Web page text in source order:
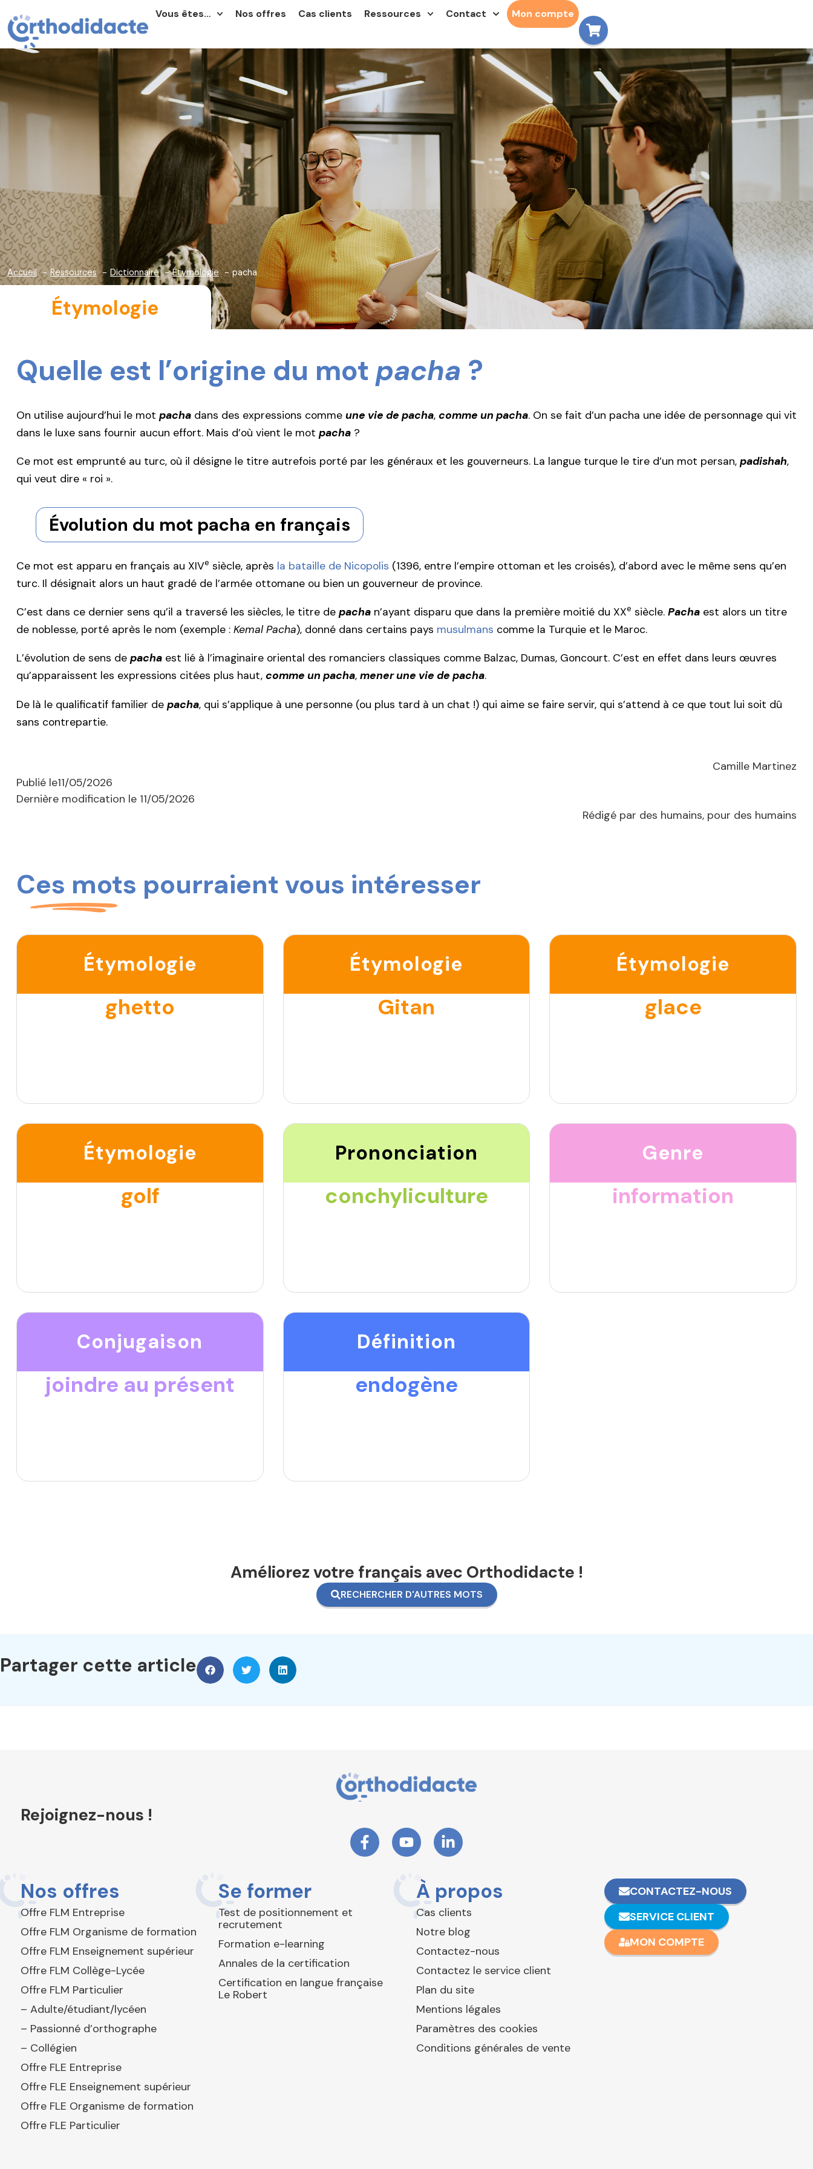
Vous êtes… Nos offres Cas clients Ressources Contact Mon compte
Accueil Ressources Dictionnaire Étymologie pacha
Étymologie
Quelle est l’origine du mot pacha ?
On utilise aujourd’hui le mot pacha dans des expressions comme une vie de pacha, comme un pacha. On se fait d’un pacha une idée de personnage qui vit
dans le luxe sans fournir aucun effort. Mais d’où vient le mot pacha ?
Ce mot est emprunté au turc, où il désigne le titre autrefois porté par les généraux et les gouverneurs. La langue turque le tire d’un mot persan, padishah,
qui veut dire « roi ».
Évolution du mot pacha en français
Ce mot est apparu en français au XIVe siècle, après la bataille de Nicopolis (1396, entre l’empire ottoman et les croisés), d’abord avec le même sens qu’en
turc. Il désignait alors un haut gradé de l’armée ottomane ou bien un gouverneur de province.
C’est dans ce dernier sens qu’il a traversé les siècles, le titre de pacha n’ayant disparu que dans la première moitié du XXe siècle. Pacha est alors un titre
de noblesse, porté après le nom (exemple : Kemal Pacha), donné dans certains pays musulmans comme la Turquie et le Maroc.
L’évolution de sens de pacha est lié à l’imaginaire oriental des romanciers classiques comme Balzac, Dumas, Goncourt. C’est en effet dans leurs œuvres
qu’apparaissent les expressions citées plus haut, comme un pacha, mener une vie de pacha.
De là le qualificatif familier de pacha, qui s’applique à une personne (ou plus tard à un chat !) qui aime se faire servir, qui s’attend à ce que tout lui soit dû
sans contrepartie.
Camille Martinez
Publié le11/05/2026
Dernière modification le 11/05/2026
Rédigé par des humains, pour des humains
Ces mots pourraient vous intéresser
Étymologie
ghetto
Étymologie
Gitan
Étymologie
glace
Étymologie
golf
Prononciation
conchyliculture
Genre
information
Conjugaison
joindre au présent
Définition
endogène
Améliorez votre français avec Orthodidacte !
RECHERCHER D'AUTRES MOTS
Partager cette article
Rejoignez-nous !
Nos offres
Offre FLM Entreprise
Offre FLM Organisme de formation
Offre FLM Enseignement supérieur
Offre FLM Collège-Lycée
Offre FLM Particulier
– Adulte/étudiant/lycéen
– Passionné d’orthographe
– Collégien
Offre FLE Entreprise
Offre FLE Enseignement supérieur
Offre FLE Organisme de formation
Offre FLE Particulier
Se former
Test de positionnement et
recrutement
Formation e-learning
Annales de la certification
Certification en langue française
Le Robert
À propos
Cas clients
Notre blog
Contactez-nous
Contactez le service client
Plan du site
Mentions légales
Paramètres des cookies
Conditions générales de vente
CONTACTEZ-NOUS
SERVICE CLIENT
MON COMPTE